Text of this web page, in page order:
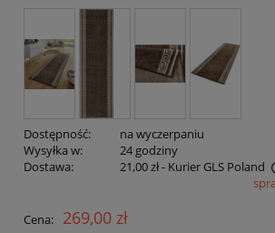
Dostępność:
na wyczerpaniu
Wysyłka w:
24 godziny
Dostawa:
21,00 zł- Kurier GLS Poland
Cena nie zawiera ewentualnych kosztów
Cena: 269,00 zł